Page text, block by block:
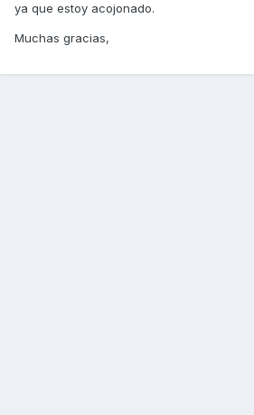
ya que estoy acojonado.
Muchas gracias,